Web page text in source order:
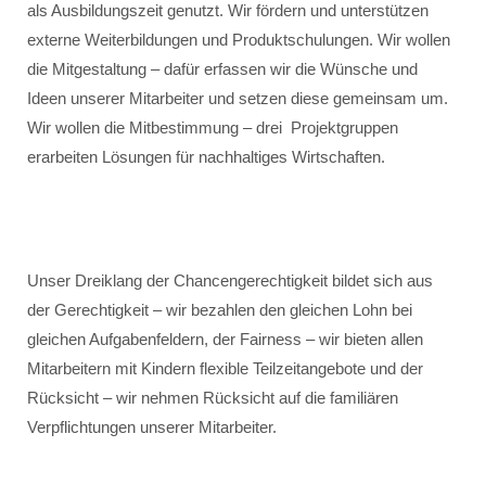
als Ausbildungszeit genutzt. Wir fördern und unterstützen
externe Weiterbildungen und Produktschulungen. Wir wollen
die Mitgestaltung – dafür erfassen wir die Wünsche und
Ideen unserer Mitarbeiter und setzen diese gemeinsam um.
Wir wollen die Mitbestimmung – drei Projektgruppen
erarbeiten Lösungen für nachhaltiges Wirtschaften.
Unser Dreiklang der Chancengerechtigkeit bildet sich aus
der Gerechtigkeit – wir bezahlen den gleichen Lohn bei
gleichen Aufgabenfeldern, der Fairness – wir bieten allen
Mitarbeitern mit Kindern flexible Teilzeitangebote und der
Rücksicht – wir nehmen Rücksicht auf die familiären
Verpflichtungen unserer Mitarbeiter.